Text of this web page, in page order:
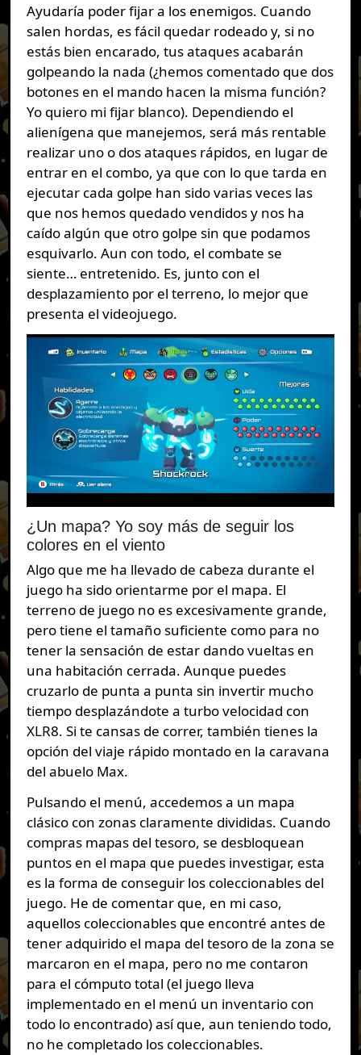
Ayudaría poder fijar a los enemigos. Cuando
salen hordas, es fácil quedar rodeado y, si no
estás bien encarado, tus ataques acabarán
golpeando la nada (¿hemos comentado que dos
botones en el mando hacen la misma función?
Yo quiero mi fijar blanco). Dependiendo el
alienígena que manejemos, será más rentable
realizar uno o dos ataques rápidos, en lugar de
entrar en el combo, ya que con lo que tarda en
ejecutar cada golpe han sido varias veces las
que nos hemos quedado vendidos y nos ha
caído algún que otro golpe sin que podamos
esquivarlo. Aun con todo, el combate se
siente… entretenido. Es, junto con el
desplazamiento por el terreno, lo mejor que
presenta el videojuego.
¿Un mapa? Yo soy más de seguir los
colores en el viento
Algo que me ha llevado de cabeza durante el
juego ha sido orientarme por el mapa. El
terreno de juego no es excesivamente grande,
pero tiene el tamaño suficiente como para no
tener la sensación de estar dando vueltas en
una habitación cerrada. Aunque puedes
cruzarlo de punta a punta sin invertir mucho
tiempo desplazándote a turbo velocidad con
XLR8. Si te cansas de correr, también tienes la
opción del viaje rápido montado en la caravana
del abuelo Max.
Pulsando el menú, accedemos a un mapa
clásico con zonas claramente divididas. Cuando
compras mapas del tesoro, se desbloquean
puntos en el mapa que puedes investigar, esta
es la forma de conseguir los coleccionables del
juego. He de comentar que, en mi caso,
aquellos coleccionables que encontré antes de
tener adquirido el mapa del tesoro de la zona se
marcaron en el mapa, pero no me contaron
para el cómputo total (el juego lleva
implementado en el menú un inventario con
todo lo encontrado) así que, aun teniendo todo,
no he completado los coleccionables.